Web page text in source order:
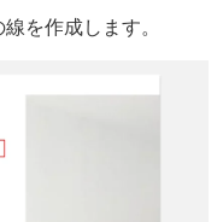
を作成します。